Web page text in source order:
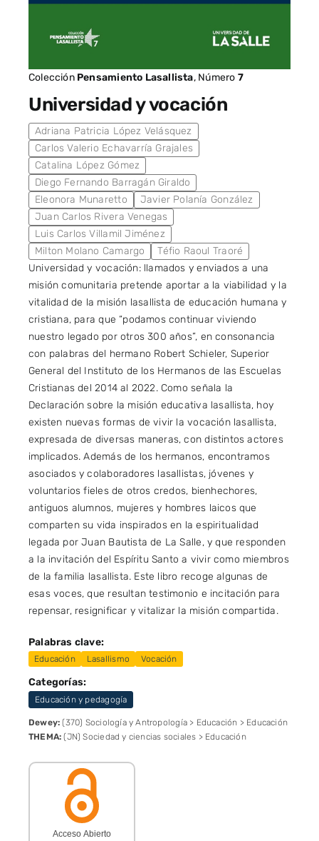
Colección Pensamiento Lasallista, Número 7
Universidad y vocación
Adriana Patricia López Velásquez
Carlos Valerio Echavarría Grajales
Catalina López Gómez
Diego Fernando Barragán Giraldo
Eleonora Munaretto
Javier Polanía González
Juan Carlos Rivera Venegas
Luis Carlos Villamil Jiménez
Milton Molano Camargo
Téfio Raoul Traoré
Universidad y vocación: llamados y enviados a una
misión comunitaria pretende aportar a la viabilidad y la
vitalidad de la misión lasallista de educación humana y
cristiana, para que “podamos continuar viviendo
nuestro legado por otros 300 años”, en consonancia
con palabras del hermano Robert Schieler, Superior
General del Instituto de los Hermanos de las Escuelas
Cristianas del 2014 al 2022. Como señala la
Declaración sobre la misión educativa lasallista, hoy
existen nuevas formas de vivir la vocación lasallista,
expresada de diversas maneras, con distintos actores
implicados. Además de los hermanos, encontramos
asociados y colaboradores lasallistas, jóvenes y
voluntarios fieles de otros credos, bienhechores,
antiguos alumnos, mujeres y hombres laicos que
comparten su vida inspirados en la espiritualidad
legada por Juan Bautista de La Salle, y que responden
a la invitación del Espíritu Santo a vivir como miembros
de la familia lasallista. Este libro recoge algunas de
esas voces, que resultan testimonio e incitación para
repensar, resignificar y vitalizar la misión compartida.
Palabras clave:
Educación Lasallismo Vocación
Categorías:
Educación y pedagogía
Dewey: (370) Sociología y Antropología > Educación > Educación
THEMA: (JN) Sociedad y ciencias sociales > Educación
Acceso Abierto